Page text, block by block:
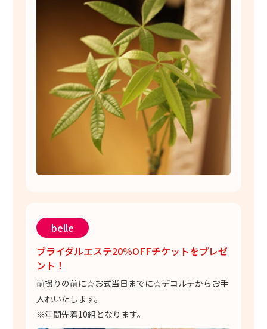
belle
ブライダルエステ20％OFFチケットをプレゼ
ント！
前撮りの前に☆お式当日までに☆デコルテからお手
入れいたします。
※年間先着10組となります。